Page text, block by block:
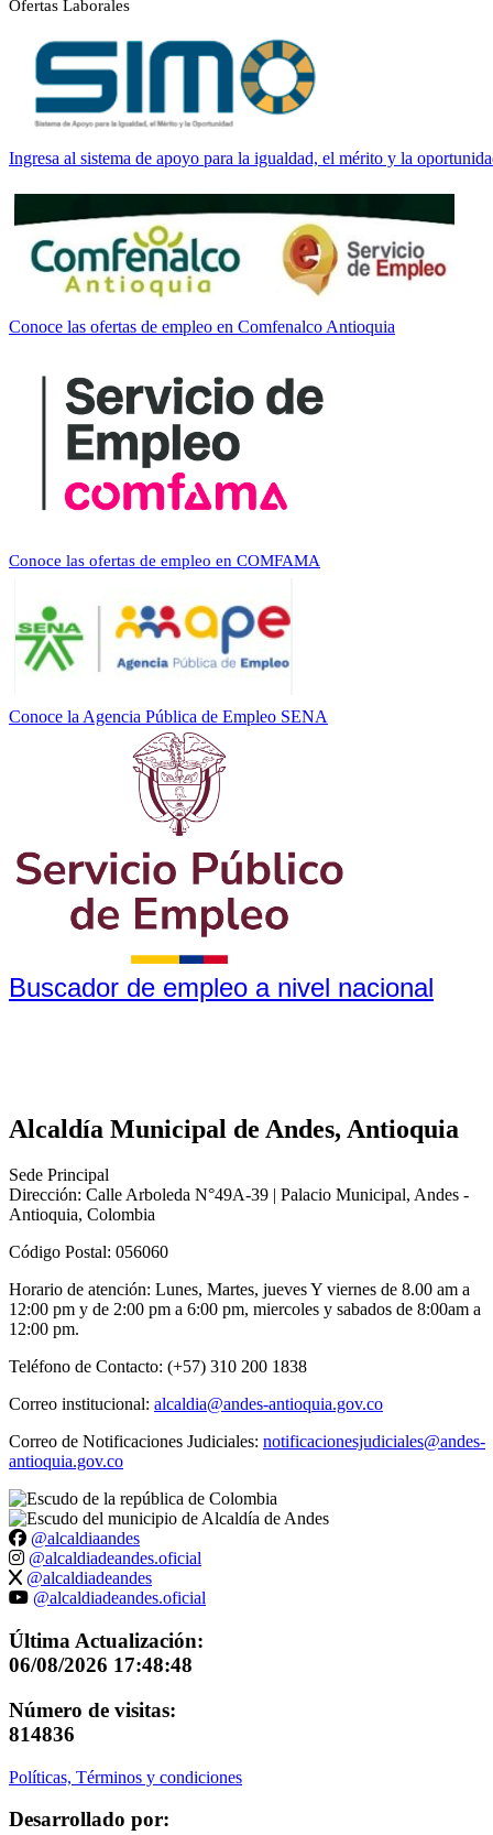
Ofertas Laborales
Ingresa al sistema de apoyo para la igualdad, el mérito y la
Conoce las ofertas de empleo en Comfenalco Antioquia
Conoce las ofertas de empleo en COMFAMA
Conoce la Agencia Pública de Empleo SENA
Buscador de empleo a nivel nacional
Alcaldía Municipal de Andes, Antioquia
Sede Principal
Dirección: Calle Arboleda N°49A-39 | Palacio Municipal, Andes -
Antioquia, Colombia
Código Postal: 056060
Horario de atención: Lunes, Martes, jueves Y viernes de 8.00 am a
12:00 pm y de 2:00 pm a 6:00 pm, miercoles y sabados de 8:00am a
12:00 pm.
Teléfono de Contacto: (+57) 310 200 1838
Correo institucional: alcaldia@andes-antioquia.gov.co
Correo de Notificaciones Judiciales: notificacionesjudiciales@andes-
antioquia.gov.co
@alcaldiaandes
@alcaldiadeandes.oficial
@alcaldiadeandes
@alcaldiadeandes.oficial
Última Actualización:
06/08/2026 17:48:48
Número de visitas:
814836
Políticas, Términos y condiciones
Desarrollado por: